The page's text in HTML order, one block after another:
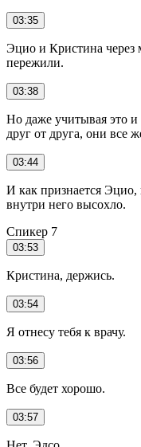
03:35
Эцио и Кристина через
пережили.
03:38
Но даже учитывая это и
друг от друга, они все
03:44
И как признается Эцио,
внутри него высохло.
Спикер 7
03:53
Кристина, держись.
03:54
Я отнесу тебя к врачу.
03:56
Все будет хорошо.
03:57